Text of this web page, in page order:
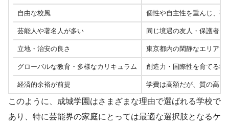
自由な校風 個性や自主性を重んじ、芸
芸能人や著名人が多い 同じ境遇の友人・保護者
立地・治安の良さ 東京都内の閑静なエリアで
グローバルな教育・多様なカリキュラム 創造力・国際性を育てる教
経済的余裕が前提 学費は高額だが、質の高い
このように、成城学園はさまざまな理由で選ばれる学校で
あり、特に芸能界の家庭にとっては最適な選択肢となるケ